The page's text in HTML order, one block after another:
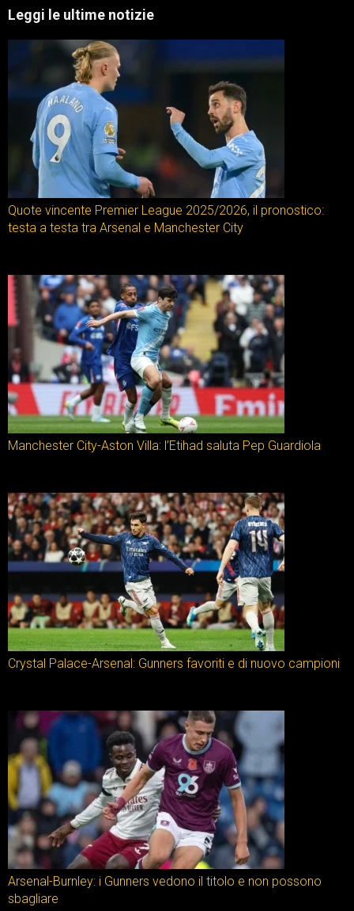
Leggi le ultime notizie
Quote vincente Premier League 2025/2026, il pronostico:
testa a testa tra Arsenal e Manchester City
Manchester City-Aston Villa: l’Etihad saluta Pep Guardiola
Crystal Palace-Arsenal: Gunners favoriti e di nuovo campioni
Arsenal-Burnley: i Gunners vedono il titolo e non possono
sbagliare